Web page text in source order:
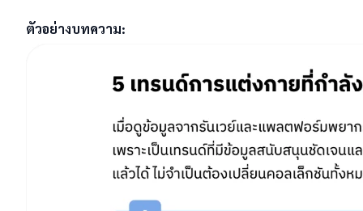
ตัวอย่างบทความ: